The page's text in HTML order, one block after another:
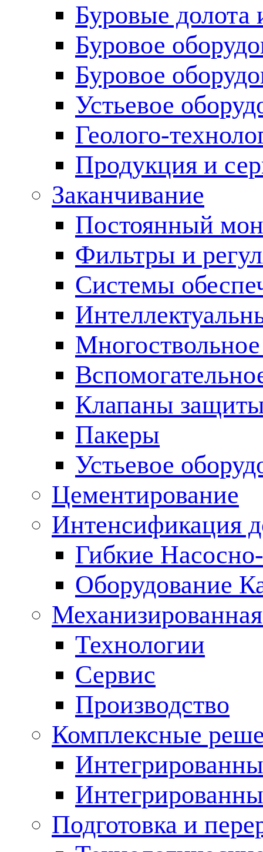
Буровые долота
Буровое
Буровое
Устьевое
Геолого-
Продукция и
Заканчивание
Постоянный
Фильтры и
Cистемы
Клапаны
Пакеры
Устьевое
Цементирование
Интенсификация
Гибкие
Оборудование
Технологии
Сервис
Производство
Комплексные
Подготовка и